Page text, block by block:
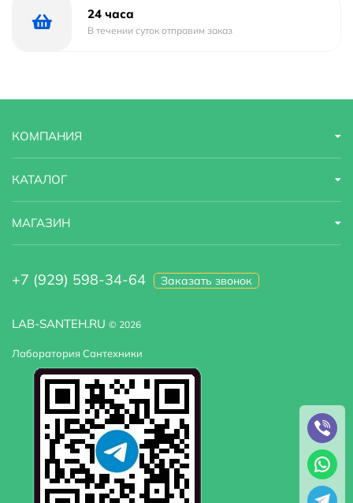
Стилистика дизайна современный
24 часа
В течении суток отправим заказ
LAB-SANTEH.RU © 2026
Лаборатория Сантехники
КОМПАНИЯ
КАТАЛОГ
МАГАЗИН
+7 (929) 598-34-64 Заказать звонок